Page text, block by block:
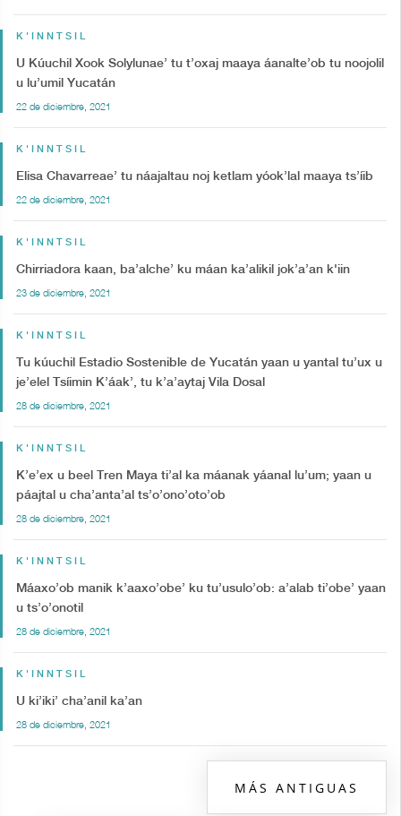
K'INNTSIL
U Kúuchil Xook Solylunae’ tu t’oxaj maaya áanalte’ob tu noojolil
u lu’umil Yucatán
22 de diciembre, 2021
K'INNTSIL
Elisa Chavarreae’ tu náajaltau noj ketlam yóok’lal maaya ts’íib
22 de diciembre, 2021
K'INNTSIL
Chirriadora kaan, ba’alche’ ku máan ka’alikil jok’a’an k'iin
23 de diciembre, 2021
K'INNTSIL
Tu kúuchil Estadio Sostenible de Yucatán yaan u yantal tu’ux u
je’elel Tsíimin K’áak’, tu k’a’aytaj Vila Dosal
28 de diciembre, 2021
K'INNTSIL
K’e’ex u beel Tren Maya ti’al ka máanak yáanal lu’um; yaan u
páajtal u cha’anta’al ts’o’ono’oto’ob
28 de diciembre, 2021
K'INNTSIL
Máaxo’ob manik k’aaxo’obe’ ku tu’usulo’ob: a’alab ti’obe’ yaan
u ts’o’onotil
28 de diciembre, 2021
K'INNTSIL
U ki’iki’ cha’anil ka’an
28 de diciembre, 2021
MÁS ANTIGUAS